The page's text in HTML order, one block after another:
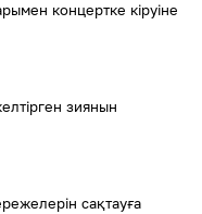
концертке кіруіне
зиянын
сақтауға